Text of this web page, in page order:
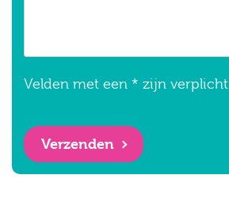
Velden met een * zijn verplicht
Verzenden